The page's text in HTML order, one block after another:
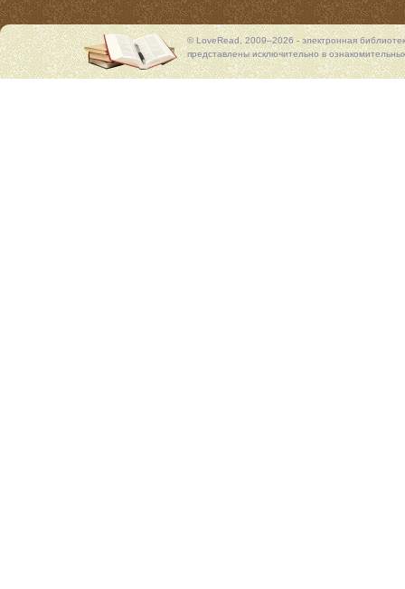
© LoveRead, 2009–2026 - электронная
представлены исключительно в